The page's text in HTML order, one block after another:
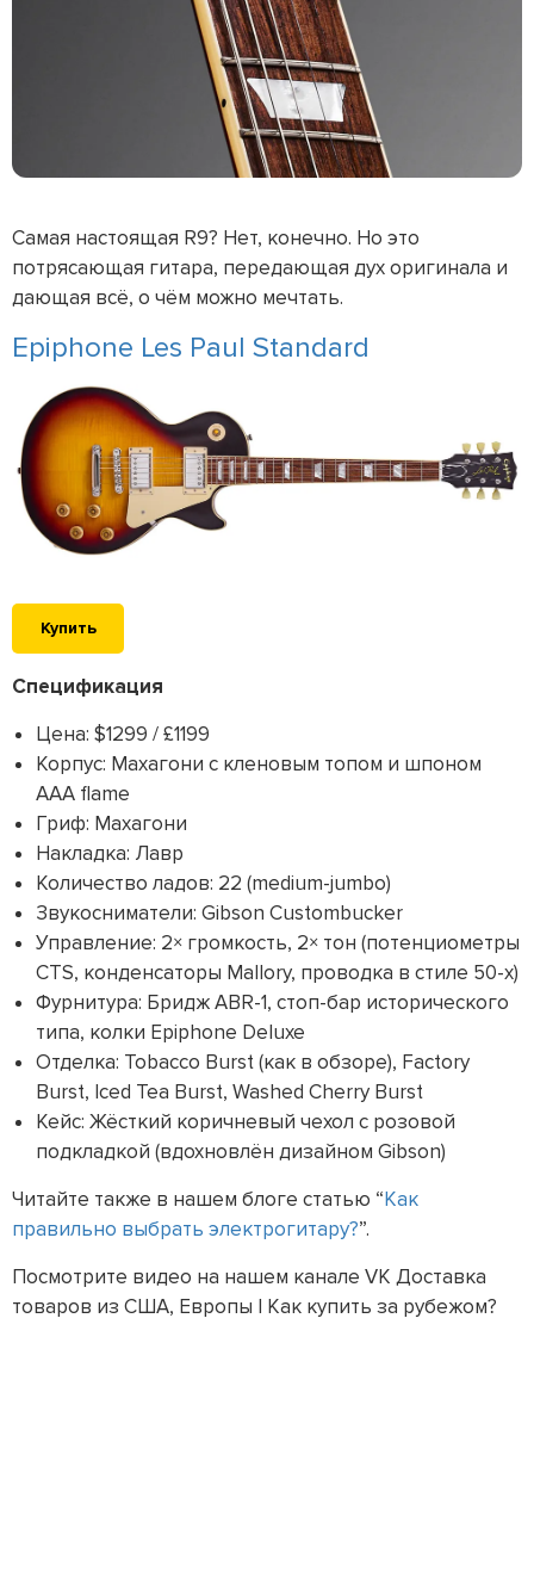
Самая настоящая R9? Нет, конечно. Но это
потрясающая гитара, передающая дух оригинала и
дающая всё, о чём можно мечтать.
Epiphone Les Paul Standard
Купить
Спецификация
Цена: $1299 / £1199
Корпус: Махагони с кленовым топом и шпоном
AAA flame
Гриф: Махагони
Накладка: Лавр
Количество ладов: 22 (medium-jumbo)
Звукосниматели: Gibson Custombucker
Управление: 2× громкость, 2× тон (потенциометры
CTS, конденсаторы Mallory, проводка в стиле 50-х)
Фурнитура: Бридж ABR-1, стоп-бар исторического
типа, колки Epiphone Deluxe
Отделка: Tobacco Burst (как в обзоре), Factory
Burst, Iced Tea Burst, Washed Cherry Burst
Кейс: Жёсткий коричневый чехол с розовой
подкладкой (вдохновлён дизайном Gibson)
Читайте также в нашем блоге статью “Как
правильно выбрать электрогитару?”.
Посмотрите видео на нашем канале VK Доставка
товаров из США, Европы | Как купить за рубежом?